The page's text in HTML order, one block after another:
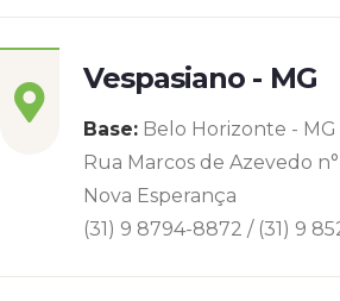
Vespasiano - MG
Base: Belo Horizonte - MG
Rua Marcos de Azevedo
Nova Esperança
(31) 9 8794-8872 / (31) 9